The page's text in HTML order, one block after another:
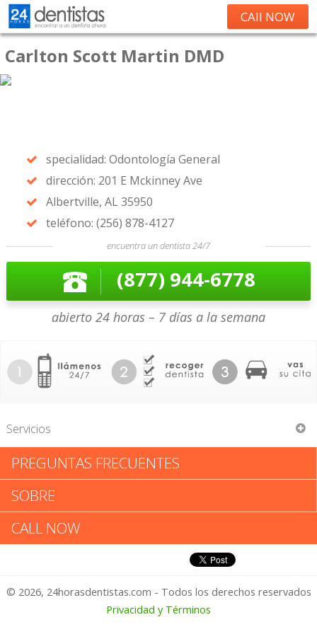
CAll NOW
Carlton Scott Martin DMD
specialidad: Odontología General
dirección: 201 E Mckinney Ave
Albertville, AL 35950
teléfono: (256) 878-4127
encuentra un dentista 24/7
(877) 944-6778
abierto 24 horas – 7 días a la semana
Servicios
Carlton Scott Martin DMD
Carlton Scott Martin DMD:
Califica tu Experiencia
1 – No Feliz
PREGUNTAS FRECUENTES
SOBRE
CALL NOW
© 2026, 24horasdentistas.com - Todos los derechos reservados
Privacidad y Términos